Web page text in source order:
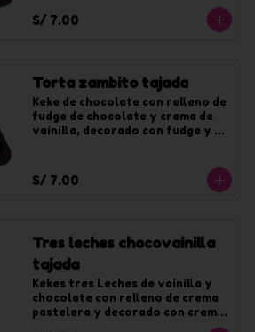
S/ 7.00
Torta zambito tajada
Keke de chocolate con relleno de
fudge de chocolate y crema de
vainilla, decorado con fudge y
S/ 7.00
Tres leches chocovainilla
tajada
Kekes tres Leches de vainilla y
chocolate con relleno de crema
pastelera y decorado con crema